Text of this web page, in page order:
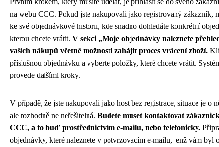
Prvním krokem, který musíte udělat, je přihlásit se do svého
na webu CCC. Pokud jste nakupovali jako registrovaný zákazník,
ke své objednávkové historii, kde snadno dohledáte konkrétní
kterou chcete vrátit. V sekci „Moje objednávky naleznete
vašich nákupů včetně možnosti zahájit proces vrácení zboží.
příslušnou objednávku a vyberte položky, které chcete vrátit.
provede dalšími kroky.
V případě, že jste nakupovali jako host bez registrace, situace je o
ale rozhodně ne neřešitelná. Budete muset kontaktovat
CCC, a to buď prostřednictvím e-mailu, nebo telefonicky.
objednávky, které naleznete v potvrzovacím e-mailu, jenž vám byl